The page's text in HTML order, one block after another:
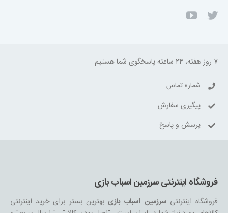
۷ روز هفته، ۲۴ ساعته پاسخگوی شما هستیم.
شماره تماس
پیگیری سفارش
پرسش و پاسخ
فروشگاه اینترنتی سرزمین اسباب بازی
فروشگاه اینترنتیسرزمین اسباب بازیبهترین بستر برای خرید اینترنتی